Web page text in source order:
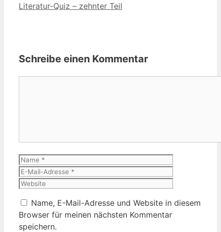
Literatur-Quiz – zehnter Teil
Schreibe einen Kommentar
Name
Name, E-Mail-Adresse und Website in diesem
Browser für meinen nächsten Kommentar
speichern.